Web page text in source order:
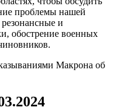
проблемы нашей
и
обострение военных
Макрона об